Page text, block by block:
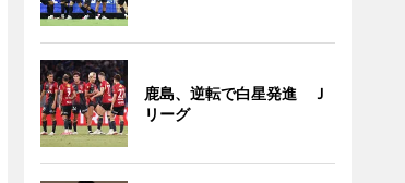
鹿島、逆転で白星発進 Ｊ
リーグ